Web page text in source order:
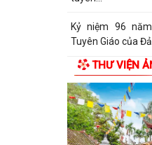
Kỷ niệm 96
Tuyên Giáo của
Hải Phòng: Mức
với lực lượng
cấp xã...
Quy định số
THƯ VIỆN